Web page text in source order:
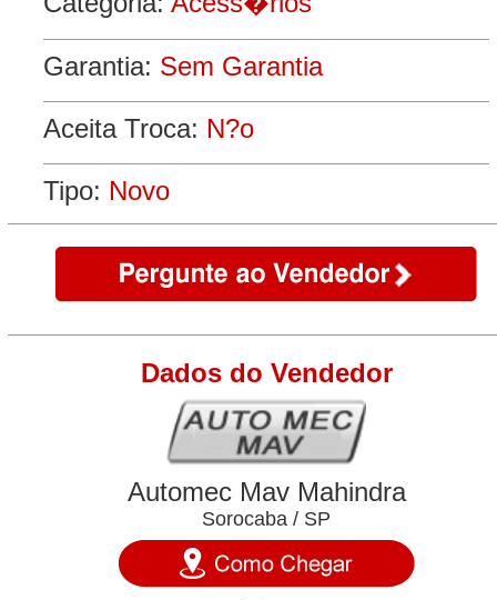
Garantia: Sem Garantia
Aceita Troca: N?o
Tipo: Novo
Dados do Vendedor
Automec Mav Mahindra
Sorocaba / SP